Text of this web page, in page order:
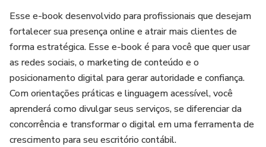
Esse e-book desenvolvido para profissionais que desejam
fortalecer sua presença online e atrair mais clientes de
forma estratégica. Esse e-book é para você que quer usar
as redes sociais, o marketing de conteúdo e o
posicionamento digital para gerar autoridade e confiança.
Com orientações práticas e linguagem acessível, você
aprenderá como divulgar seus serviços, se diferenciar da
concorrência e transformar o digital em uma ferramenta de
crescimento para seu escritório contábil.